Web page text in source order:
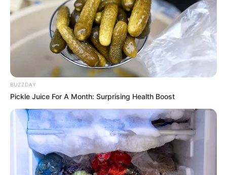
DÜNYA 7330 11.07.2025, 11:30
BUZZDAY
Pickle Juice For A Month: Surprising Health Boost